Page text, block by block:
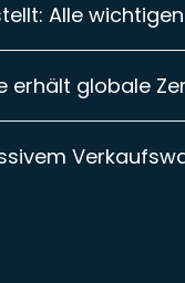
Alle
erhält globale